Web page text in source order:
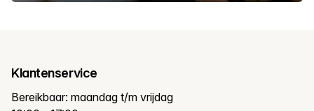
Klantenservice
Bereikbaar: maandag t/m vrijdag